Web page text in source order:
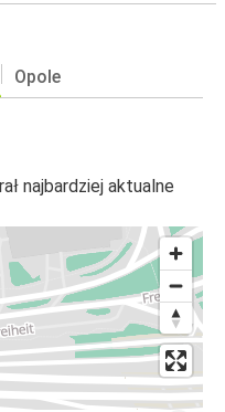
Opole
najbardziej aktualne